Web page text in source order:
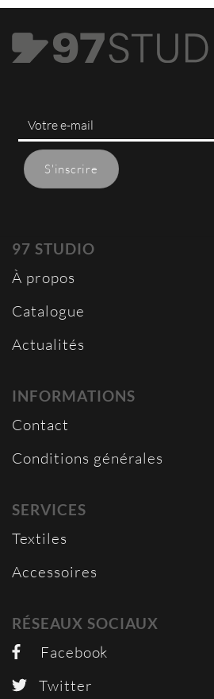
97 STUDIO
À propos
Catalogue
Actualités
INFORMATIONS
Contact
Conditions générales
SERVICES
Textiles
Accessoires
RÉSEAUX SOCIAUX
Facebook
Twitter